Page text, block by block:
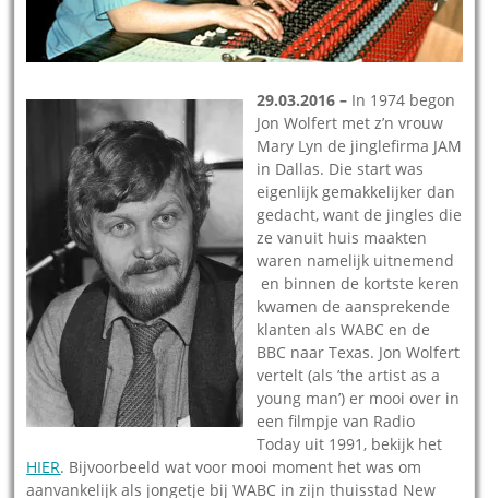
29.03.2016 – In 1974 begon
Jon Wolfert met z’n vrouw
Mary Lyn de jinglefirma JAM
in Dallas. Die start was
eigenlijk gemakkelijker dan
gedacht, want de jingles die
ze vanuit huis maakten
waren namelijk uitnemend
en binnen de kortste keren
kwamen de aansprekende
klanten als WABC en de
BBC naar Texas. Jon Wolfert
vertelt (als ’the artist as a
young man’) er mooi over in
een filmpje van Radio
Today uit 1991, bekijk het
HIER. Bijvoorbeeld wat voor mooi moment het was om
aanvankelijk als jongetje bij WABC in zijn thuisstad New